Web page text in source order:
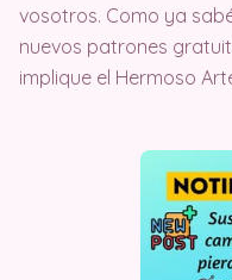
vosotros. Como ya
nuevos patrones
implique el Hermoso